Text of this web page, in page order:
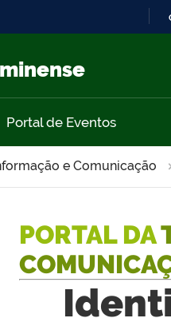
Portal de Eventos
e Comunicação
PORTAL DA